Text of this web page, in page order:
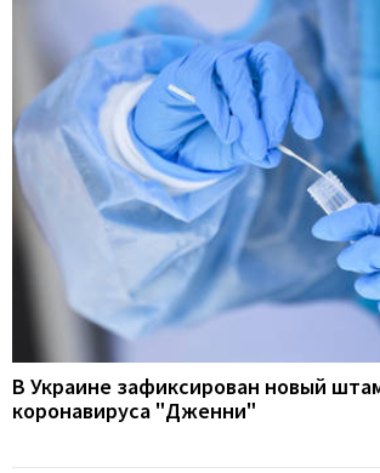
В Украине зафиксирован новый
коронавируса "Дженни"